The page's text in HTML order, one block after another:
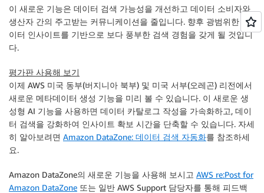
이 새로운 기능은 데이터 검색 가능성을 개선하고 데이터 소비자와
생산자 간의 주고받는 커뮤니케이션을 줄입니다. 향후 광범위한 데
이터 인사이트를 기반으로 보다 풍부한 검색 경험을 갖게 될 것입니
다.
평가판 사용해 보기
이제 AWS 미국 동부(버지니아 북부) 및 미국 서부(오레곤) 리전에서
새로운 메타데이터 생성 기능을 미리 볼 수 있습니다. 이 새로운 생
성형 AI 기능을 사용하면 데이터 카탈로그 작성을 가속화하고, 데이
터 검색을 강화하여 인사이트 확보 시간을 단축할 수 있습니다. 자세
히 알아보려면 Amazon DataZone: 데이터 검색 자동화를 참조하세
요.
Amazon DataZone의 새로운 기능을 사용해 보시고 AWS re:Post for
Amazon DataZone 또는 일반 AWS Support 담당자를 통해 피드백